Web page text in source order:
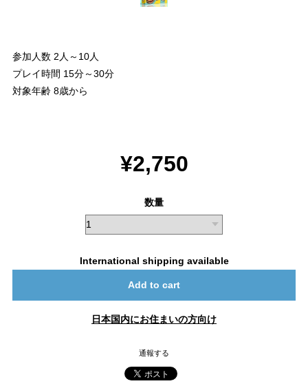
参加人数 2人～10人
プレイ時間 15分～30分
対象年齢 8歳から
¥2,750
数量
International shipping available
Add to cart
日本国内にお住まいの方向け
通報する